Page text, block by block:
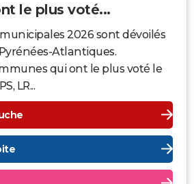
le plus voté...
2026 sont dévoilés
Atlantiques.
qui ont le plus voté le
LR...